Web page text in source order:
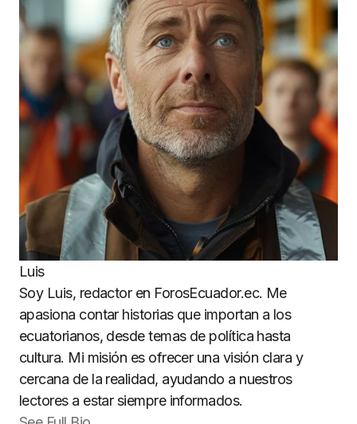
Luis
Soy Luis, redactor en ForosEcuador.ec. Me
apasiona contar historias que importan a los
ecuatorianos, desde temas de política hasta
cultura. Mi misión es ofrecer una visión clara y
cercana de la realidad, ayudando a nuestros
lectores a estar siempre informados.